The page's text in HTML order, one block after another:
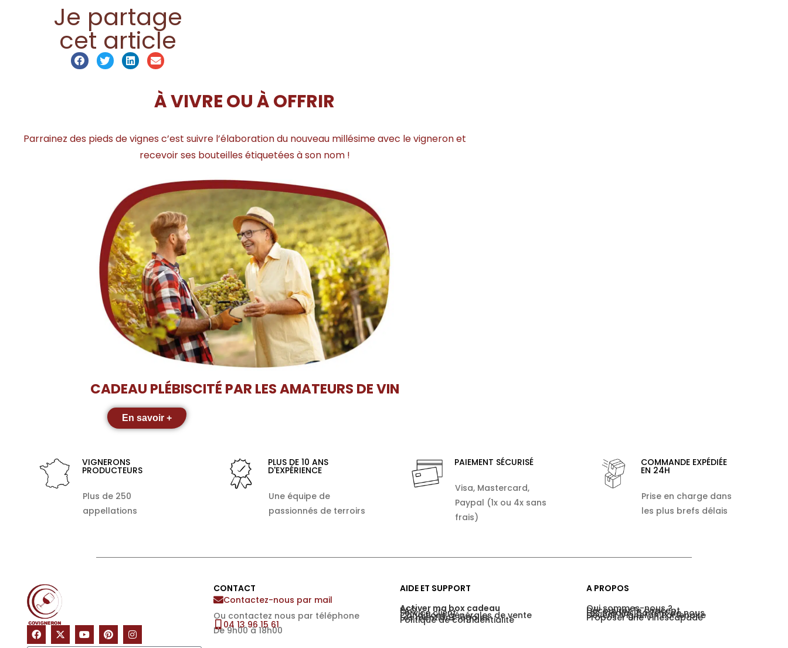
Je partage
cet article
À VIVRE OU À OFFRIR
Parrainez des pieds de vignes c’est suivre l’élaboration du nouveau millésime avec le vigneron et
recevoir ses bouteilles étiquetées à son nom !
CADEAU PLÉBISCITÉ PAR LES AMATEURS DE VIN
En savoir +
VIGNERONS
PRODUCTEURS
Plus de 250
appellations
PLUS DE 10 ANS
D'EXPÉRIENCE
Une équipe de
passionnés de terroirs
PAIEMENT SÉCURISÉ
Visa, Mastercard,
Paypal (1x ou 4x sans
frais)
COMMANDE EXPÉDIÉE
EN 24H
Prise en charge dans
les plus brefs délais
CONTACT
Contactez-nous par mail
Ou contactez nous par téléphone
De 9h00 à 18h00
04 13 96 15 61
AIDE ET SUPPORT
Activer ma box cadeau
FAQ
Service client
Conditions générales de vente
Les mentions légales
Politique de confidentialité
A PROPOS
Qui sommes-nous ?
Découvrez le concept
Les médias parlent de nous
Devenir Vigneron Partenaire
Proposer une Vinescapade